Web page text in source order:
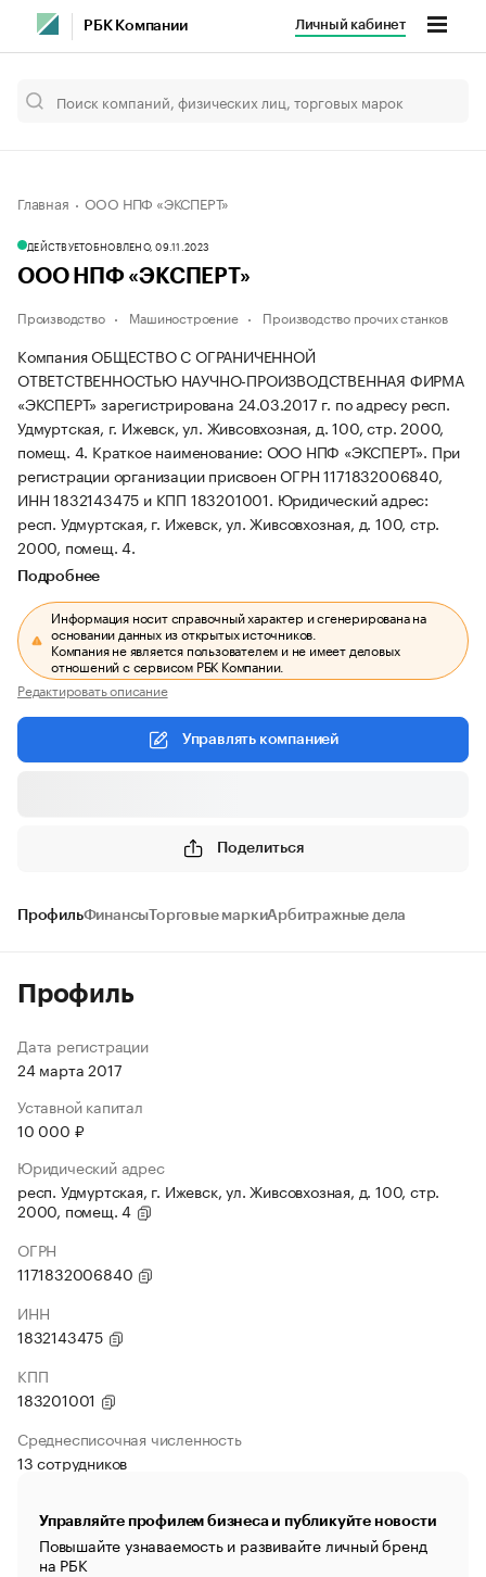
РБК Компании Личный кабинет
Главная ООО НПФ «ЭКСПЕРТ»
ДЕЙСТВУЕТОБНОВЛЕНО, 09.11.2023
ООО НПФ «ЭКСПЕРТ»
Производство Машиностроение Производство прочих станков
Компания ОБЩЕСТВО С ОГРАНИЧЕННОЙ
ОТВЕТСТВЕННОСТЬЮ НАУЧНО-ПРОИЗВОДСТВЕННАЯ ФИРМА
«ЭКСПЕРТ» зарегистрирована 24.03.2017 г. по адресу респ.
Удмуртская, г. Ижевск, ул. Живсовхозная, д. 100, стр. 2000,
помещ. 4. Краткое наименование: ООО НПФ «ЭКСПЕРТ». При
регистрации организации присвоен ОГРН 1171832006840,
ИНН 1832143475 и КПП 183201001. Юридический адрес:
респ. Удмуртская, г. Ижевск, ул. Живсовхозная, д. 100, стр.
2000, помещ. 4.
Подробнее
Информация носит справочный характер и сгенерирована на
основании данных из открытых источников.
Компания не является пользователем и не имеет деловых
отношений с сервисом РБК Компании.
Редактировать описание
Управлять компанией
Поделиться
ПрофильФинансы Торговые маркиАрбитражные дела
Профиль
Дата регистрации
24 марта 2017
Уставной капитал
10 000 ₽
Юридический адрес
респ. Удмуртская, г. Ижевск, ул. Живсовхозная, д. 100, стр.
2000, помещ. 4
ОГРН
1171832006840
ИНН
1832143475
КПП
183201001
Среднесписочная численность
13 сотрудников
Управляйте профилем бизнеса и публикуйте новости
Повышайте узнаваемость и развивайте личный бренд
на РБК